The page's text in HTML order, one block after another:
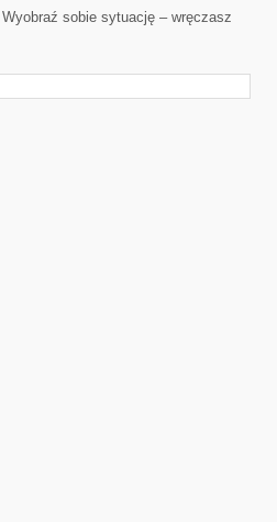
sobie sytuację – wręczasz